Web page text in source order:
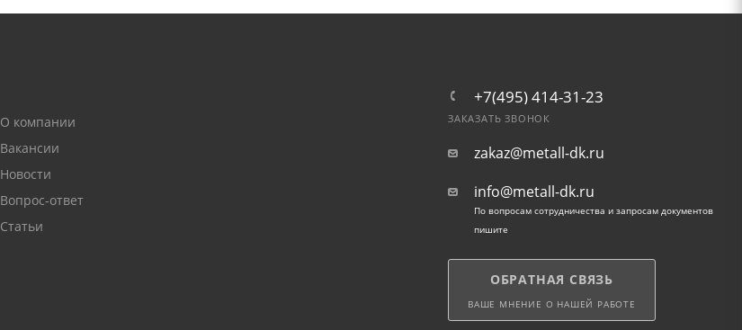
О компании
Вакансии
Новости
Вопрос-ответ
Статьи
+7(495) 414-31-23
ЗАКАЗАТЬ ЗВОНОК
zakaz@metall-dk.ru
info@metall-dk.ru
По вопросам сотрудничества и запросам документов
пишите
ОБРАТНАЯ СВЯЗЬ
ВАШЕ МНЕНИЕ О НАШЕЙ РАБОТЕ